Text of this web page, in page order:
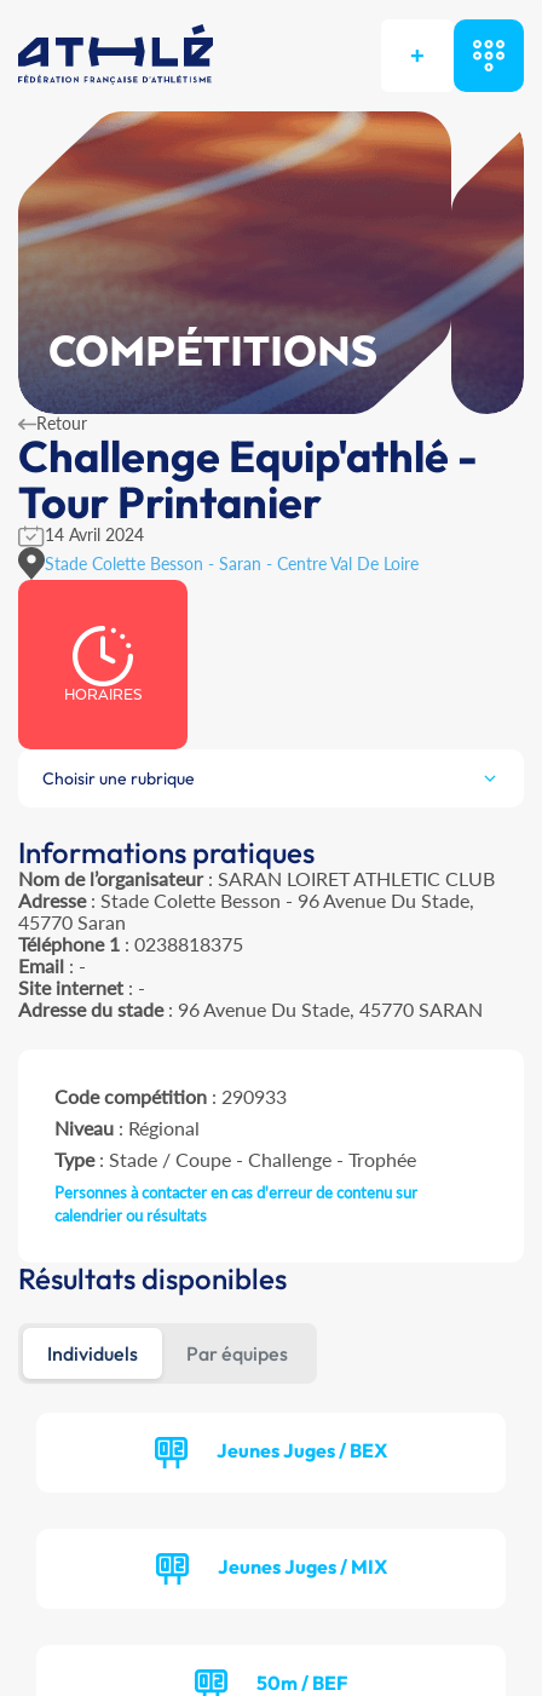
+
COMPÉTITIONS
Retour
Challenge Equip'athlé -
Tour Printanier
14 Avril 2024
Stade Colette Besson - Saran - Centre Val De Loire
HORAIRES
Choisir une rubrique
Informations pratiques
Nom de l’organisateur: SARAN LOIRET ATHLETIC CLUB
Adresse: Stade Colette Besson - 96 Avenue Du Stade,
45770 Saran
Téléphone 1 : 0238818375
Email : -
Site internet : -
Adresse du stade: 96 Avenue Du Stade, 45770 SARAN
Code compétition : 290933
Niveau : Régional
Type: Stade / Coupe - Challenge - Trophée
Personnes à contacter en cas d'erreur de contenu sur
calendrier ou résultats
Résultats disponibles
Individuels Par équipes
Jeunes Juges / BEX
Jeunes Juges / MIX
50m / BEF